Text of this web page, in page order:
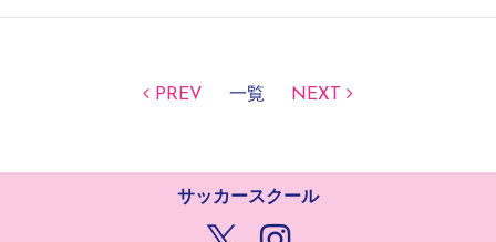
PREV 一覧 NEXT
サッカースクール